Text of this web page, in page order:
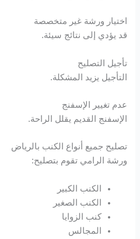
اختيار ورشة غير متخصصة
قد يؤدي إلى نتائج سيئة.
تأجيل التصليح
التأجيل يزيد المشكلة.
عدم تغيير الإسفنج
الإسفنج القديم يقلل الراحة.
تصليح جميع أنواع الكنب بالرياض
ورشة الرامي تقوم بتصليح:
الكنب الكبير
الكنب الصغير
كنب الزوايا
المجالس